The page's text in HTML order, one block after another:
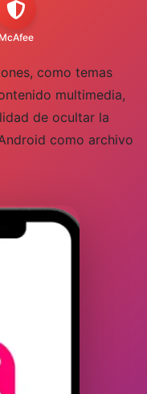
McAfee
como temas
multimedia,
de ocultar la
como archivo